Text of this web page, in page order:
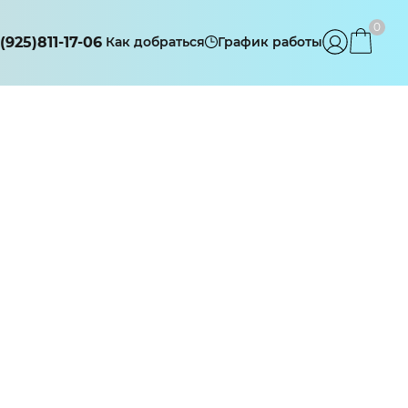
17-06 Как добраться График работы
0